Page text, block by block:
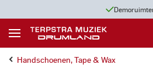
Handschoenen, Tape & Wax